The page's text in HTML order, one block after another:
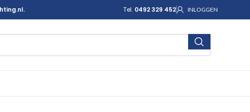
Tel. 0492 329 452 INLOGGEN